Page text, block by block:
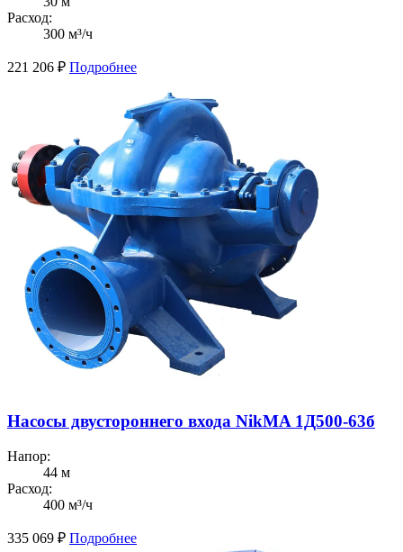
Расход:
300 м³/ч
221 206 ₽ Подробнее
Насосы двустороннего входа NikMA 1Д500-63б
Напор:
44 м
Расход:
400 м³/ч
335 069 ₽ Подробнее